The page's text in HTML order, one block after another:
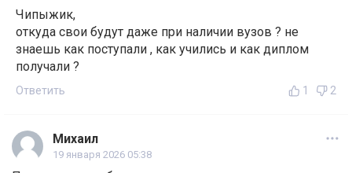
Чипыжик,
откуда свои будут даже при наличии вузов ? не
знаешь как поступали , как учились и как диплом
получали ?
Ответить 1 2
Михаил
19 января 2026 05:38